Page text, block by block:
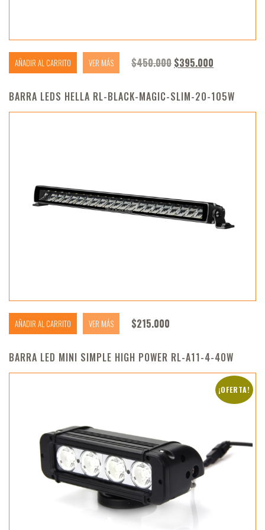
AÑADIR AL CARRITO VER MÁS $450.000 El precio original era:
$395.000
BARRA LEDS HELLA RL-BLACK-MAGIC-SLIM-20-105W
AÑADIR AL CARRITO VER MÁS $215.000
BARRA LED MINI SIMPLE HIGH POWER RL-A11-4-40W
¡OFERTA!